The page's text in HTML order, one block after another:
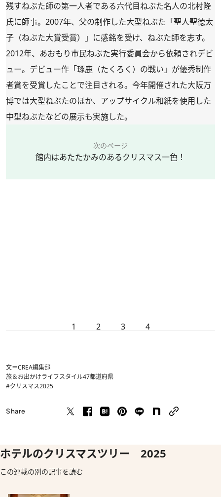
残すねぶた師の第一人者である六代目ねぶた名人の北村隆
氏に師事。2007年、父の制作した大型ねぶた「聖人聖徳太
子（ねぶた大賞受賞）」に感銘を受け、ねぶた師を志す。
2012年、あおもり市民ねぶた実行委員会から依頼されデビ
ュー。デビュー作「琢鹿（たくろく）の戦い」が優秀制作
者賞を受賞したことで注目される。今年開催された大阪万
博では大型ねぶたのほか、アップサイクル和紙を使用した
中型ねぶたなどの展示も実施した。
次のページ
館内はあたたかみのあるクリスマス一色！
1 2 3 4
文＝CREA編集部
旅＆お出かけライフスタイル47都道府県
#クリスマス2025
Share
ホテルのクリスマスツリー 2025
この連載の別の記事を読む